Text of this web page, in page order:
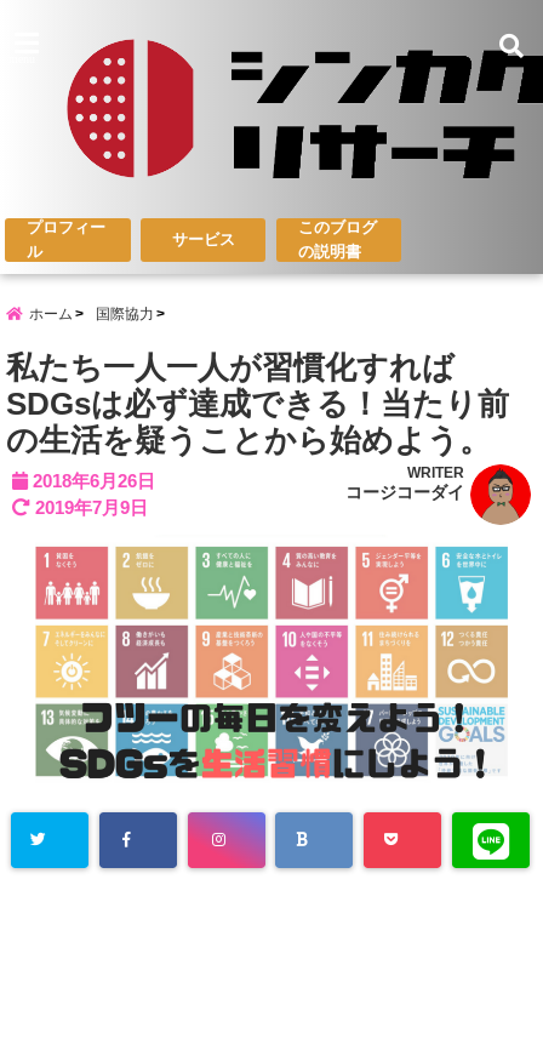
プロフィー
ル
サービス
このブログ
の説明書
ホーム 国際協力
私たち一人一人が習慣化すれば
SDGsは必ず達成できる！当たり前
の生活を疑うことから始めよう。
2018年6月26日
2019年7月9日
WRITER
コージコーダイ